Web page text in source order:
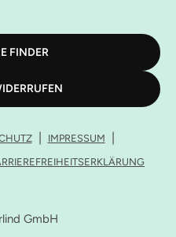
FINDER
IMPRESSUM
GmbH